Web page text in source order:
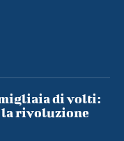
di volti:
la rivoluzione